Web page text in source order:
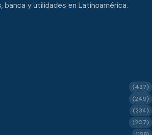
banca y utilidades en Latinoamérica.
(427)
(249)
(234)
(207)